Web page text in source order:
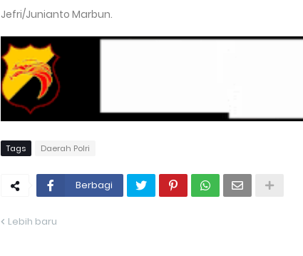
Jefri/Junianto Marbun.
Tags Daerah Polri
Berbagi
Lebih baru